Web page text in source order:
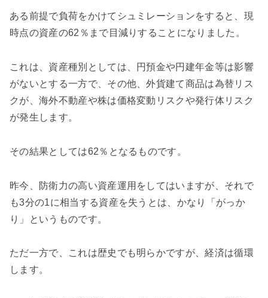
ある前提で負荷をかけてシュミレーションをすると、現
時点の資産の62％まで目減りすることになりました。
これは、資産種別としては、円預金や円建年金等は影響
がないとする一方で、その他、外貨建て商品は為替リス
クが、海外不動産や株は価格変動リスクや発行体リスク
が発生します。
その結果としては62％となるものです。
昨今、防衛力の高い資産運用をしてはいますが、それで
も3分の1に相当する資産を失うとは、かなり「がっか
り」というものです。
ただ一方で、これは歴史でも明らかですが、経済は循環
します。